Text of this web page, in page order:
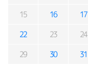
15 16 17
22 23 24
29 30 31